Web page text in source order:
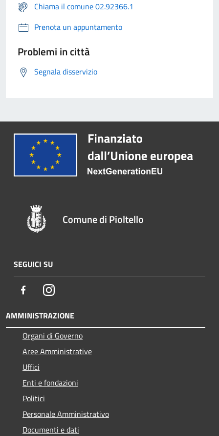
Chiama il comune 02.92366.1
Prenota un appuntamento
Problemi in città
Segnala disservizio
Comune di Pioltello
SEGUICI SU
FacebookInstagram
AMMINISTRAZIONE
Organi di Governo
Aree Amministrative
Uffici
Enti e fondazioni
Politici
Personale Amministrativo
Documenti e dati